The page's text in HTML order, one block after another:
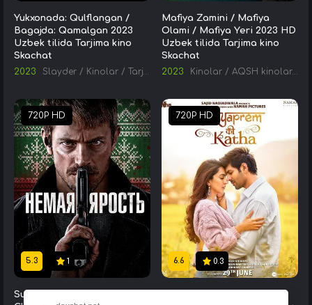
Yukxonada: Qulflangan /
Bagajda: Qamalgan 2023
Uzbek tilida Tarjima kino
Skachat
2023
Slayder / Kinolar / Tarjima kinolar
Mafiya Zamini / Mafiya
Olami / Mafiya Yeri 2023 HD
Uzbek tilida Tarjima kino
Skachat
2023
Kinolar / AQSH kinolari
720P HD
5.3 1
Sukut Intiqomi / Sukunat
720P HD
6.6 0.3